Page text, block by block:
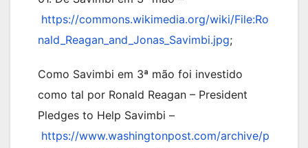
https://commons.wikimedia.org/wiki/File:Ro
nald_Reagan_and_Jonas_Savimbi.jpg;
Como Savimbi em 3ª mão foi investido
como tal por Ronald Reagan – President
Pledges to Help Savimbi –
https://www.washingtonpost.com/archive/p